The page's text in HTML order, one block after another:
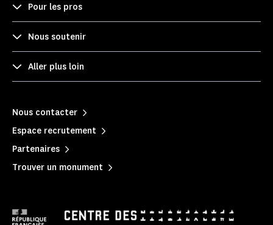
Pour les pros
Nous soutenir
Aller plus loin
Nous contacter
Espace recrutement
Partenaires
Trouver un monument